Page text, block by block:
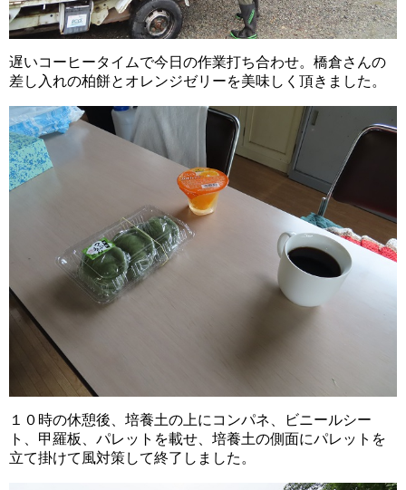
遅いコーヒータイムで今日の作業打ち合わせ。橋倉さんの
差し入れの柏餅とオレンジゼリーを美味しく頂きました。
１０時の休憩後、培養土の上にコンパネ、ビニールシー
ト、甲羅板、パレットを載せ、培養土の側面にパレットを
立て掛けて風対策して終了しました。